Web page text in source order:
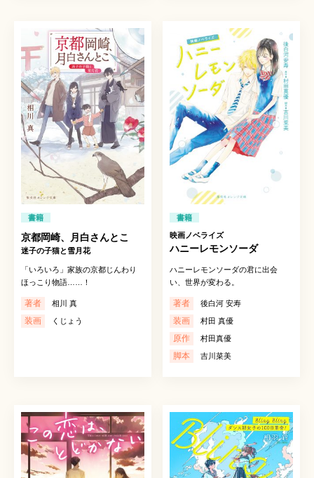
書籍
京都岡崎、月白さんとこ
迷子の子猫と雪月花
「いろいろ」家族の京都じんわり
ほっこり物語……！
著者 相川 真
装画 くじょう
書籍
映画ノベライズ
ハニーレモンソーダ
ハニーレモンソーダの君に出会
い、世界が変わる。
著者 後白河 安寿
装画 村田 真優
原作 村田真優
脚本 吉川菜美